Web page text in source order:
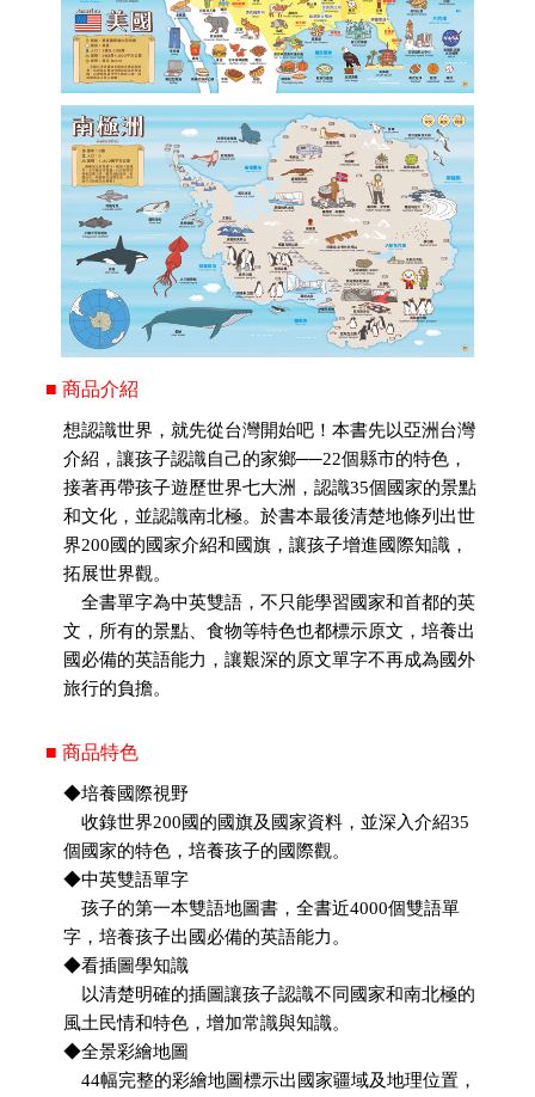
■ 商品介紹
想認識世界，就先從台灣開始吧！本書先以亞洲台灣
介紹，讓孩子認識自己的家鄉──22個縣市的特色，
接著再帶孩子遊歷世界七大洲，認識35個國家的景點
和文化，並認識南北極。於書本最後清楚地條列出世
界200國的國家介紹和國旗，讓孩子增進國際知識，
拓展世界觀。
全書單字為中英雙語，不只能學習國家和首都的英
文，所有的景點、食物等特色也都標示原文，培養出
國必備的英語能力，讓艱深的原文單字不再成為國外
旅行的負擔。
■ 商品特色
◆培養國際視野
收錄世界200國的國旗及國家資料，並深入介紹35
個國家的特色，培養孩子的國際觀。
◆中英雙語單字
孩子的第一本雙語地圖書，全書近4000個雙語單
字，培養孩子出國必備的英語能力。
◆看插圖學知識
以清楚明確的插圖讓孩子認識不同國家和南北極的
風土民情和特色，增加常識與知識。
◆全景彩繪地圖
44幅完整的彩繪地圖標示出國家疆域及地理位置，